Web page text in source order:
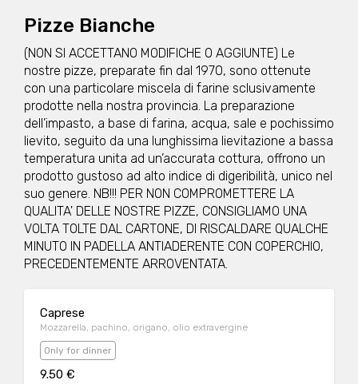
Pizze Bianche
(NON SI ACCETTANO MODIFICHE O AGGIUNTE) Le
nostre pizze, preparate fin dal 1970, sono ottenute
con una particolare miscela di farine sclusivamente
prodotte nella nostra provincia. La preparazione
dell’impasto, a base di farina, acqua, sale e pochissimo
lievito, seguito da una lunghissima lievitazione a bassa
temperatura unita ad un’accurata cottura, offrono un
prodotto gustoso ad alto indice di digeribilità, unico nel
suo genere. NB!!! PER NON COMPROMETTERE LA
QUALITA' DELLE NOSTRE PIZZE, CONSIGLIAMO UNA
VOLTA TOLTE DAL CARTONE, DI RISCALDARE QUALCHE
MINUTO IN PADELLA ANTIADERENTE CON COPERCHIO,
PRECEDENTEMENTE ARROVENTATA.
Caprese
Mozzarella, pachino, origano, olio extravergine
Only for dinner
9.50 €